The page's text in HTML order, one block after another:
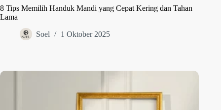
8 Tips Memilih Handuk Mandi yang Cepat Kering dan Tahan
Lama
Soel 1 Oktober 2025